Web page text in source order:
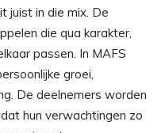
juist in die mix. De
die qua karakter,
passen. In MAFS
groei,
De deelnemers worden
hun verwachtingen zo